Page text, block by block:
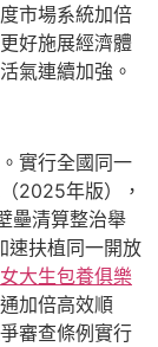
市場系統加倍
好施展經濟體
氣連續加強。
實行全國同一
2025年版），
壘清算整治舉
速扶植同一開放
女大生包養俱樂
加倍高效順
審查條例實行